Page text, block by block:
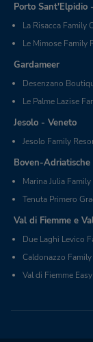
Porto Sant'Elpidio
La Risacca Family
Le Mimose Family
Gardameer
Desenzano
Le Palme Lazise
Jesolo - Veneto
Jesolo Family
Boven-
Marina Julia
Tenuta Primero
Val di Fiemme e
Due Laghi Levico
Caldonazzo
Val di Fiemme